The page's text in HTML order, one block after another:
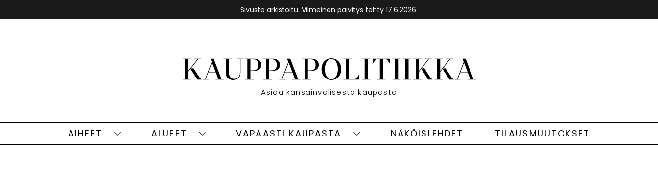
Sivusto arkistoitu. Viimeinen päivitys tehty 17.6.2026.
Etusivu
Asiaa kansainvälisestä kaupasta
AIHEET
Aiheet
ALUEET
Alueet
VAPAASTI KAUPASTA
VapaastiNÄKÖISLEHDET TILAUSMUUTOKSET